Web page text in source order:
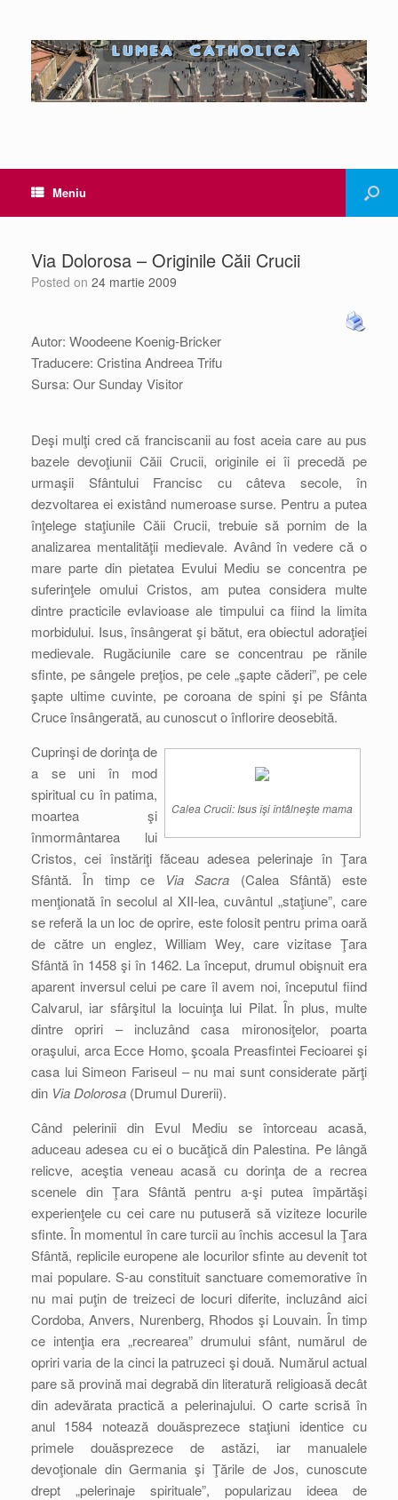
Meniu
Via Dolorosa – Originile Căii Crucii
Posted on 24 martie 2009
Autor: Woodeene Koenig-Bricker
Traducere: Cristina Andreea Trifu
Sursa: Our Sunday Visitor
Deşi mulţi cred că franciscanii au fost aceia care au pus
bazele devoţiunii Căii Crucii, originile ei îi precedă pe
urmaşii Sfântului Francisc cu câteva secole, în
dezvoltarea ei existând numeroase surse. Pentru a putea
înţelege staţiunile Căii Crucii, trebuie să pornim de la
analizarea mentalităţii medievale. Având în vedere că o
mare parte din pietatea Evului Mediu se concentra pe
suferinţele omului Cristos, am putea considera multe
dintre practicile evlavioase ale timpului ca fiind la limita
morbidului. Isus, însângerat şi bătut, era obiectul adoraţiei
medievale. Rugăciunile care se concentrau pe rănile
sfinte, pe sângele preţios, pe cele „şapte căderi”, pe cele
şapte ultime cuvinte, pe coroana de spini şi pe Sfânta
Cruce însângerată, au cunoscut o înflorire deosebită.
Calea Crucii: Isus îşi întâlneşte mama
Cuprinşi de dorinţa de
a se uni în mod
spiritual cu în patima,
moartea şi
înmormântarea lui
Cristos, cei înstăriţi făceau adesea pelerinaje în Ţara
Sfântă. În timp ce Via Sacra (Calea Sfântă) este
menţionată în secolul al XII-lea, cuvântul „staţiune”, care
se referă la un loc de oprire, este folosit pentru prima oară
de către un englez, William Wey, care vizitase Ţara
Sfântă în 1458 şi în 1462. La început, drumul obişnuit era
aparent inversul celui pe care îl avem noi, începutul fiind
Calvarul, iar sfârşitul la locuinţa lui Pilat. În plus, multe
dintre opriri – incluzând casa mironosiţelor, poarta
oraşului, arca Ecce Homo, şcoala Preasfintei Fecioarei şi
casa lui Simeon Fariseul – nu mai sunt considerate părţi
din Via Dolorosa (Drumul Durerii).
Când pelerinii din Evul Mediu se întorceau acasă,
aduceau adesea cu ei o bucăţică din Palestina. Pe lângă
relicve, aceştia veneau acasă cu dorinţa de a recrea
scenele din Ţara Sfântă pentru a-şi putea împărtăşi
experienţele cu cei care nu putuseră să viziteze locurile
sfinte. În momentul în care turcii au închis accesul la Ţara
Sfântă, replicile europene ale locurilor sfinte au devenit tot
mai populare. S-au constituit sanctuare comemorative în
nu mai puţin de treizeci de locuri diferite, incluzând aici
Cordoba, Anvers, Nurenberg, Rhodos şi Louvain. În timp
ce intenţia era „recrearea” drumului sfânt, numărul de
opriri varia de la cinci la patruzeci şi două. Numărul actual
pare să provină mai degrabă din literatură religioasă decât
din adevărata practică a pelerinajului. O carte scrisă în
anul 1584 notează douăsprezece staţiuni identice cu
primele douăsprezece de astăzi, iar manualele
devoţionale din Germania şi Ţările de Jos, cunoscute
drept „pelerinaje spirituale”, popularizau ideea de